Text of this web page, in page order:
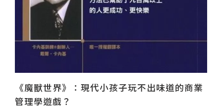
《魔獸世界》：現代小孩子玩不出味道的商業
管理學遊戲？